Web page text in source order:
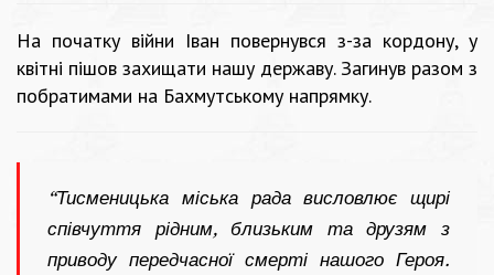
На початку війни Іван повернувся з-за кордону, у
квітні пішов захищати нашу державу. Загинув разом з
побратимами на Бахмутському напрямку.
“Тисменицька міська рада висловлює щирі
співчуття рідним, близьким та друзям з
приводу передчасної смерті нашого Героя.